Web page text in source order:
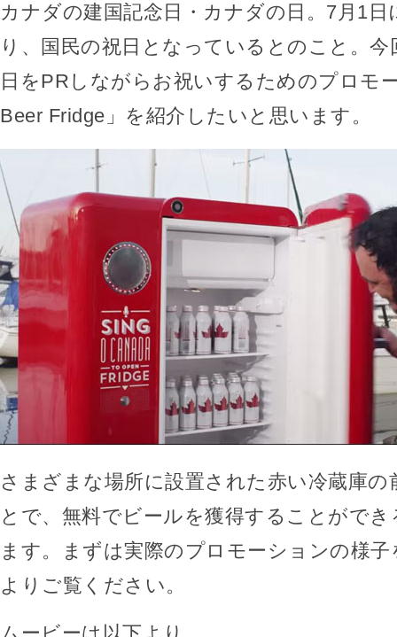
カナダの建国記念日・カナダの日。7月1
り、国民の祝日となっているとのこと。
日をPRしながらお祝いするためのプロモ
Beer Fridge」を紹介したいと思います。
さまざまな場所に設置された赤い冷蔵庫の
とで、無料でビールを獲得することがで
ます。まずは実際のプロモーションの様
よりご覧ください。